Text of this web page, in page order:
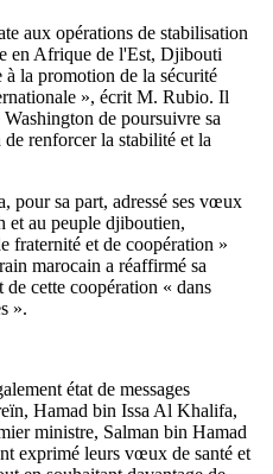
aux opérations de stabilisation
en Afrique de l'Est, Djibouti
la promotion de la sécurité
», écrit M. Rubio. Il
de poursuivre sa
renforcer la stabilité et la
pour sa part, adressé ses vœux
et au peuple djiboutien,
fraternité et de coopération »
marocain a réaffirmé sa
cette coopération « dans
».
état de messages
Hamad bin Issa Al Khalifa,
ministre, Salman bin Hamad
exprimé leurs vœux de santé et